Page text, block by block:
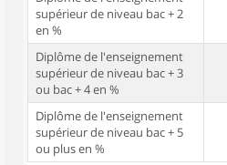
supérieur de niveau bac + 2
en %
Diplôme de l'enseignement
supérieur de niveau bac + 3
ou bac + 4 en %
Diplôme de l'enseignement
supérieur de niveau bac + 5
ou plus en %